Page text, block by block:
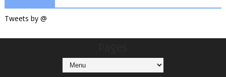
Tweets by @